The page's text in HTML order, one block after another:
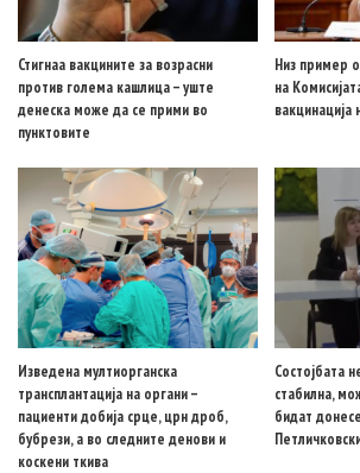
Стигнаа вакцините за возрасни
против голема кашлица – уште
денеска може да се прими во
пунктовите
Низ пример
на
вакцинација
Изведена мултиорганска
трансплантација на органи –
пациенти добија срце, црн дроб,
бубрези, а во следните денови и
коскени ткива
Состојбата
стабилна,
бидат